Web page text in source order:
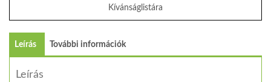
Kívánságlistára
Leírás További információk
Leírás